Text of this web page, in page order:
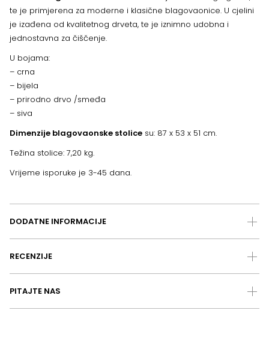
te je primjerena za moderne i klasične blagovaonice. U cjelini
je izađena od kvalitetnog drveta, te je iznimno udobna i
jednostavna za čiščenje.
U bojama:
– crna
– bijela
– prirodno drvo /smeđa
– siva
Dimenzije blagovaonske stolice su: 87 x 53 x 51 cm.
Težina stolice: 7,20 kg.
Vrijeme isporuke je 3-45 dana.
DODATNE INFORMACIJE
RECENZIJE
PITAJTE NAS